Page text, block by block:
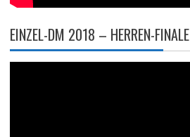
EINZEL-DM 2018 – HERREN-FINALE